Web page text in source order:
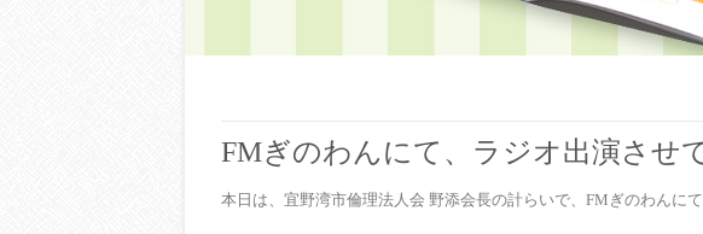
FMぎのわんにて、ラジオ出演させ
本日は、宜野湾市倫理法人会 野添会長の計らいで、FMぎのわんに